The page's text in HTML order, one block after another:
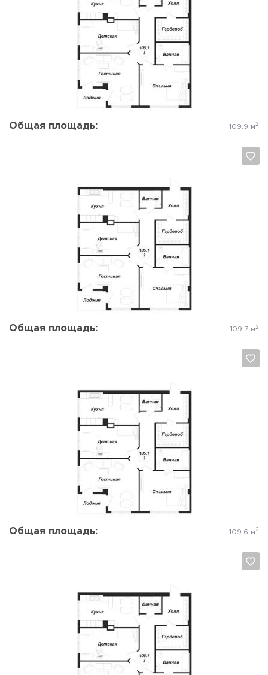
Общая площадь: 109.9 м 2
Да, удалить Отмена
Общая площадь: 109.7 м 2
Да, удалить Отмена
Общая площадь: 109.6 м 2
Да, удалить Отмена
Да, удалить Отмена